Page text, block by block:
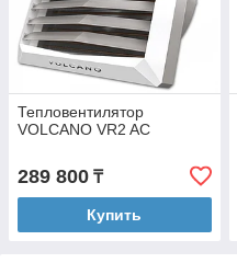
Тепловентилятор
VOLCANO VR2 AC
289 800 ₸
Купить